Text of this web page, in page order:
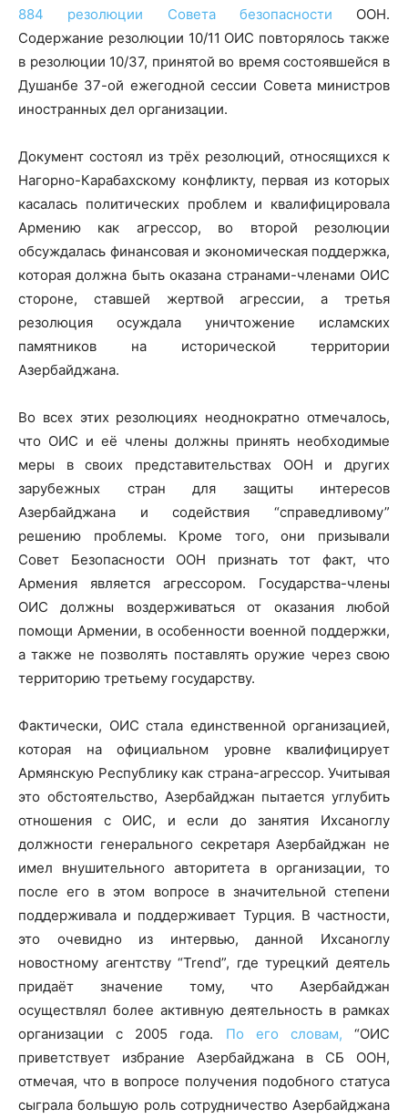
884 резолюции Совета безопасности ООН.
Содержание резолюции 10/11 ОИС повторялось также
в резолюции 10/37, принятой во время состоявшейся в
Душанбе 37-ой ежегодной сессии Совета министров
иностранных дел организации.
Документ состоял из трёх резолюций, относящихся к
Нагорно-Карабахскому конфликту, первая из которых
касалась политических проблем и квалифицировала
Армению как агрессор, во второй резолюции
обсуждалась финансовая и экономическая поддержка,
которая должна быть оказана странами-членами ОИС
стороне, ставшей жертвой агрессии, а третья
резолюция осуждала уничтожение исламских
памятников на исторической территории
Азербайджана.
Во всех этих резолюциях неоднократно отмечалось,
что ОИС и её члены должны принять необходимые
меры в своих представительствах ООН и других
зарубежных стран для защиты интересов
Азербайджана и содействия “справедливому”
решению проблемы. Кроме того, они призывали
Совет Безопасности ООН признать тот факт, что
Армения является агрессором. Государства-члены
ОИС должны воздерживаться от оказания любой
помощи Армении, в особенности военной поддержки,
а также не позволять поставлять оружие через свою
территорию третьему государству.
Фактически, ОИС стала единственной организацией,
которая на официальном уровне квалифицирует
Армянскую Республику как страна-агрессор. Учитывая
это обстоятельство, Азербайджан пытается углубить
отношения с ОИС, и если до занятия Ихсаноглу
должности генерального секретаря Азербайджан не
имел внушительного авторитета в организации, то
после его в этом вопросе в значительной степени
поддерживала и поддерживает Турция. В частности,
это очевидно из интервью, данной Ихсаноглу
новостному агентству “Trend”, где турецкий деятель
придаёт значение тому, что Азербайджан
осуществлял более активную деятельность в рамках
организации с 2005 года. По его словам,“ОИС
приветствует избрание Азербайджана в СБ ООН,
отмечая, что в вопросе получения подобного статуса
сыграла большую роль сотрудничество Азербайджана